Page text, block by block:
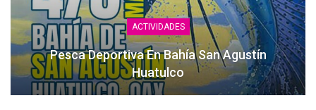
ACTIVIDADES
Pesca Deportiva En Bahía San Agustín
Huatulco